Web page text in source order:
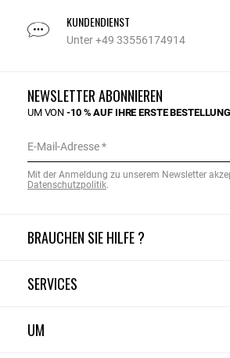
KUNDENDIENST
Unter +49 33556174914
BRAUCHEN SIE HILFE ?
SERVICES
UM
NEWSLETTER ABONNIEREN
UM VON-10 % AUF IHRE ERSTE
E-Mail-Adresse
Mit der Anmeldung zu unserem Newsletter
Datenschutzpolitik.